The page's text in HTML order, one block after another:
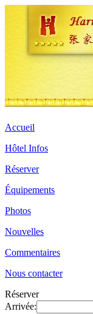
Accueil
Hôtel Infos
Réserver
Équipements
Photos
Nouvelles
Commentaires
Nous contacter
Réserver
Arrivée: